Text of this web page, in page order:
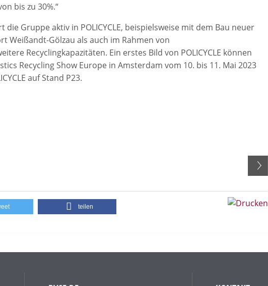
bis zu 30%.“
Gruppe aktiv in POLICYCLE, beispielsweise mit dem Bau neuer
Weißandt-Gölzau als auch im Rahmen von
Recyclingkapazitäten. Ein erstes Bild von POLICYCLE können
Recycling Show Europe in Amsterdam vom 10. bis 11. Mai 2023
auf Stand P23.
teilen